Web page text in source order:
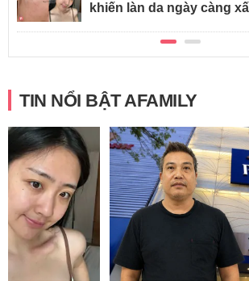
khiến làn da ngày càng
TIN NỔI BẬT AFAMILY